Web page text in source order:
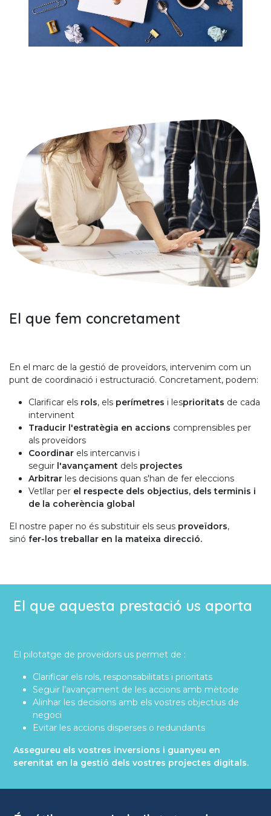
El que fem concretament
En el marc de la gestió de proveïdors, intervenim com un
punt de coordinació i estructuració. Concretament, podem:
Clarificar els rols, els perímetres i lesprioritats de cada
intervinent
Traducir l'estratègia en accions comprensibles per
als proveïdors
Coordinar els intercanvis i
seguir l'avançament dels projectes
Arbitrar les decisions quan s'han de fer eleccions
Vetllar per el respecte dels objectius, dels terminis i
de la coherència global
El nostre paper no és substituir els seus proveïdors,
sinó fer-los treballar en la mateixa direcció.
El que aquesta prestació us aporta
El pilotatge de proveïdors us permet de :
Clarificar els rols, responsabilitats i prioritats
Seguir l’avançament de les accions amb mètode
Alinhar les decisions amb els vostres objectius de
negoci
Evitar les accions disperses o redundants
Assegureu els vostres inversions i guanyeu en
serenitat en la gestió dels vostres projectes digitals.